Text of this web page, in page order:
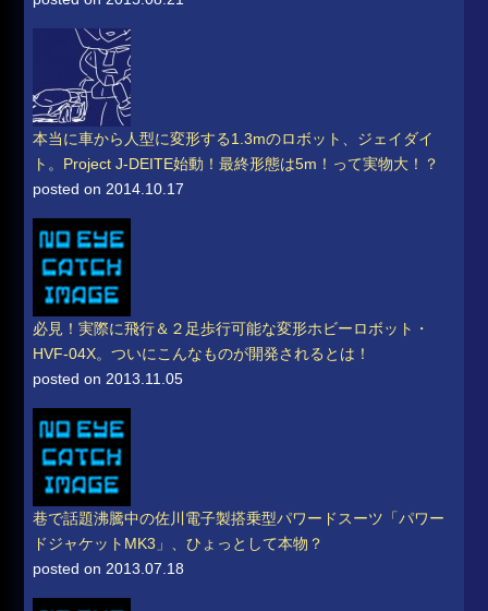
本当に車から人型に変形する1.3mのロボット、ジェイダイ
ト。Project J-DEITE始動！最終形態は5m！って実物大！？
posted on 2014.10.17
必見！実際に飛行＆２足歩行可能な変形ホビーロボット・
HVF-04X。ついにこんなものが開発されるとは！
posted on 2013.11.05
巷で話題沸騰中の佐川電子製搭乗型パワードスーツ「パワー
ドジャケットMK3」、ひょっとして本物？
posted on 2013.07.18